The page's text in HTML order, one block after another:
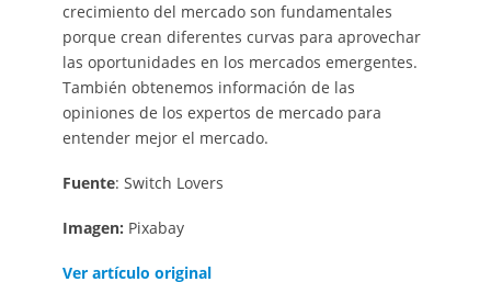
crecimiento del mercado son fundamentales
porque crean diferentes curvas para aprovechar
las oportunidades en los mercados emergentes.
También obtenemos información de las
opiniones de los expertos de mercado para
entender mejor el mercado.
Fuente: Switch Lovers
Imagen: Pixabay
Ver artículo original